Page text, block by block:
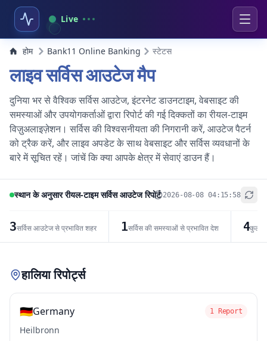
Live
होम Bank11 Online Banking स्टेटस
लाइव सर्विस आउटेज मैप
दुनिया भर से वैश्विक सर्विस आउटेज, इंटरनेट डाउनटाइम, वेबसाइट की
समस्याओं और उपयोगकर्ताओं द्वारा रिपोर्ट की गई दिक्कतों का रीयल-टाइम
विज़ुअलाइज़ेशन। सर्विस की विश्वसनीयता की निगरानी करें, आउटेज पैटर्न
को ट्रैक करें, और लाइव अपडेट के साथ वेबसाइट और सर्विस व्यवधानों के
बारे में सूचित रहें। जांचें कि क्या आपके क्षेत्र में सेवाएं डाउन हैं।
स्थान के अनुसार रीयल-टाइम सर्विस आउटेज रिपोर्ट 2026-08-08 04:15:58
3सर्विस आउटेज से प्रभावित शहर 1सर्विस की समस्याओं से प्रभावित देश 4कुल
+
हालिया रिपोर्ट्स
🇩🇪Germany 1 Report
Heilbronn